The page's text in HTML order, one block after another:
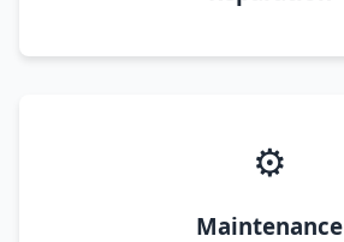
⚙️
Maintenance